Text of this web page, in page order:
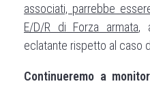
associati, parrebbe
E/D/R di Forza armata,
eclatante rispetto al caso
Continueremo a